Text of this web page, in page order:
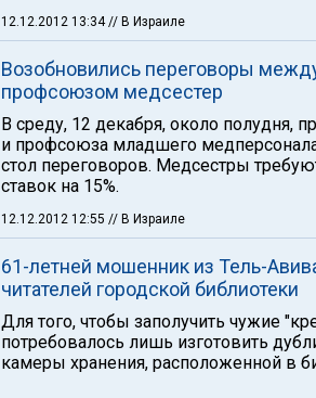
12.12.2012 13:34// В Израиле
Возобновились переговоры
профсоюзом медсестер
В среду, 12 декабря, около полудня,
и профсоюза младшего
стол переговоров. Медсестры
ставок на 15%.
12.12.2012 12:55 // В Израиле
61-летней мошенник из Тель-
читателей городской библиотеки
Для того, чтобы заполучить чужие
потребовалось лишь изготовить
камеры хранения, расположенной в